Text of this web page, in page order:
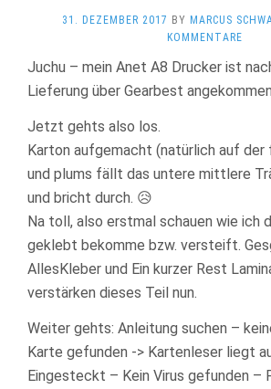
31. DEZEMBER 2017 BY MARCUS
KOMMENTARE
Juchu – mein Anet A8 Drucker ist
Lieferung über Gearbest
Jetzt gehts also los.
Karton aufgemacht (natürlich auf der
und plums fällt das untere mittlere
und bricht durch. 😥
Na toll, also erstmal schauen wie ich
geklebt bekomme bzw. versteift.
AllesKleber und Ein kurzer Rest
verstärken dieses Teil nun.
Weiter gehts: Anleitung suchen –
Karte gefunden -> Kartenleser liegt
Eingesteckt – Kein Virus gefunden –